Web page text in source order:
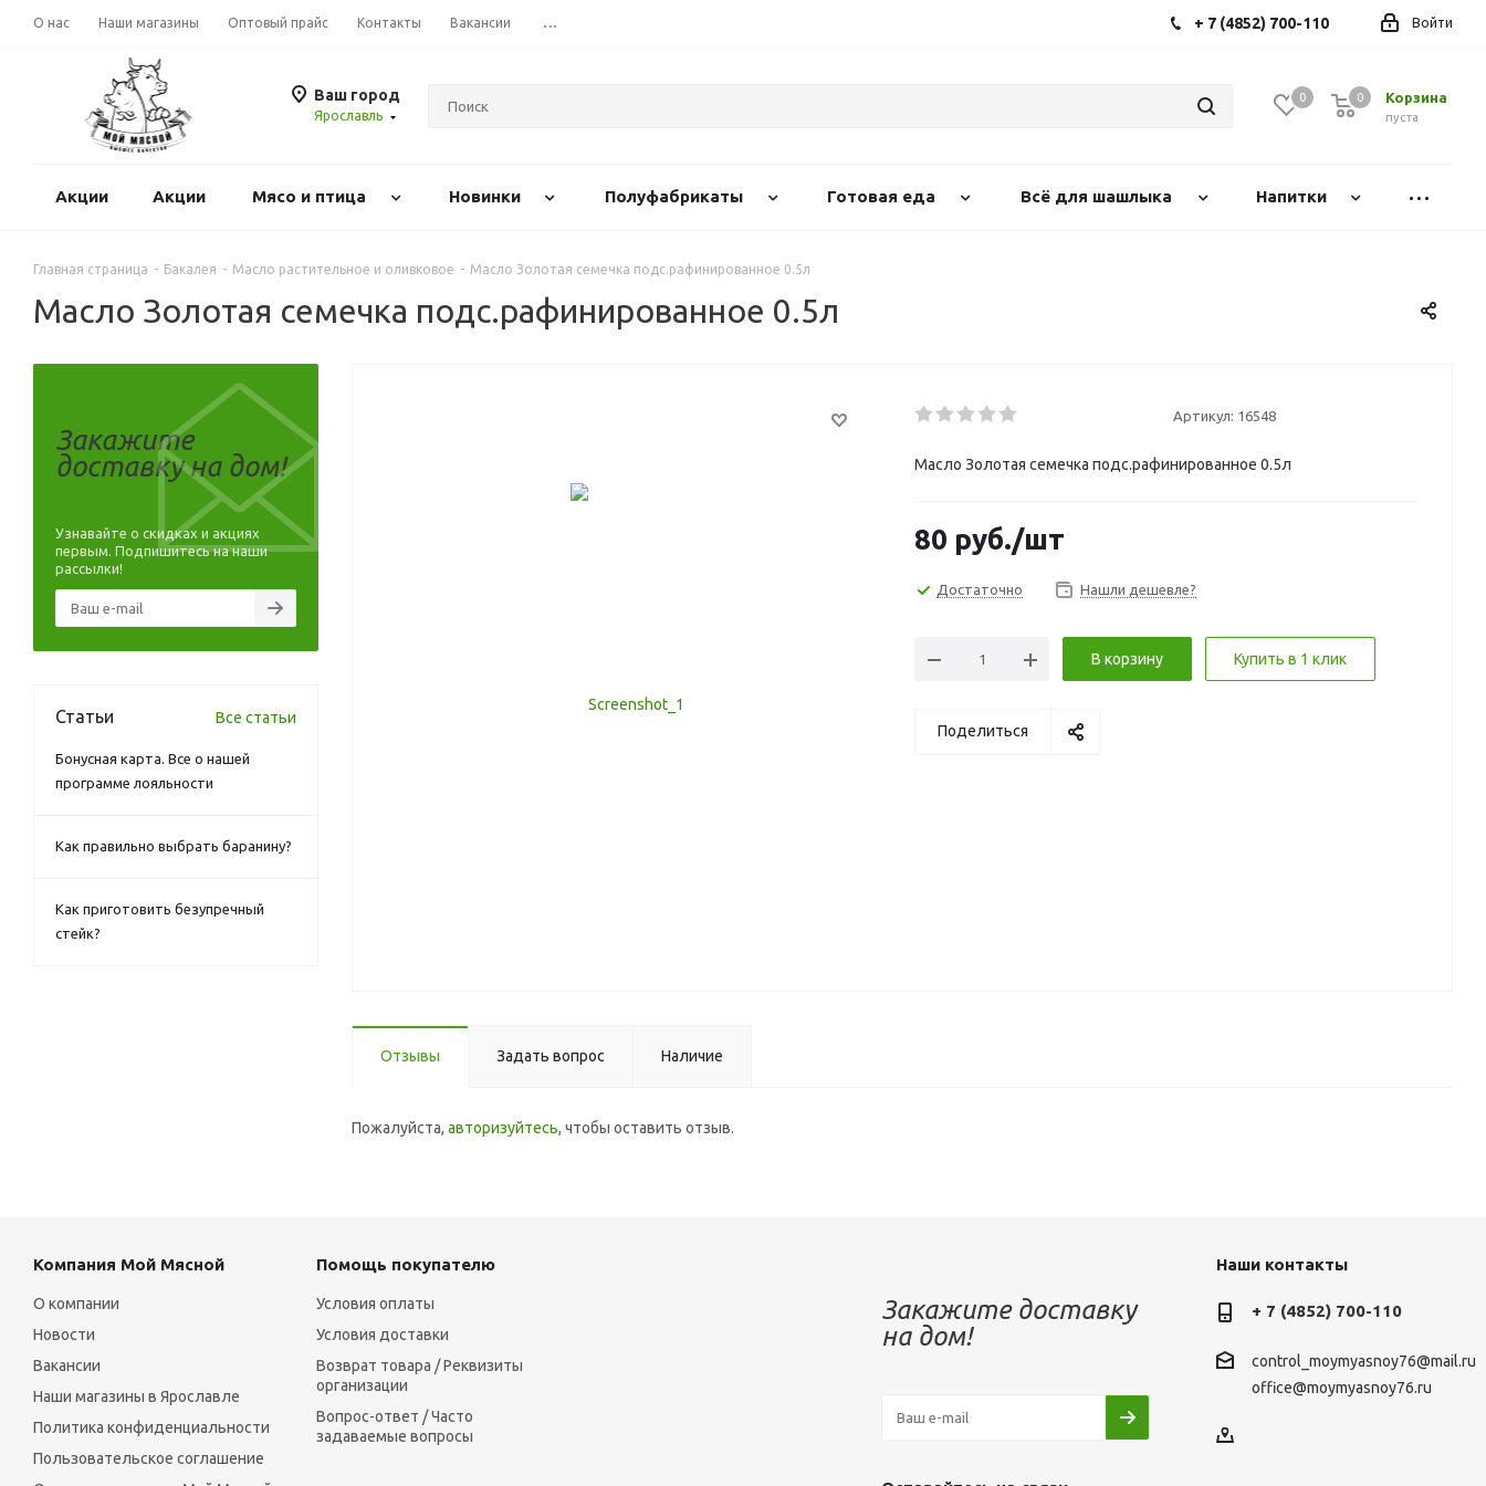
О нас Наши магазины Оптовый прайс Контакты Вакансии ... Войти
+ 7 (4852) 700-110
Ваш город
Ярославль
0 Корзина
0
пуста
0
Акции Акции Mясо и птица Новинки Полуфабрикаты Готовая еда Всё для шашлыка Напитки
Главная страница - Бакалея - Масло растительное и оливковое - Масло Золотая семечка подс.рафинированное 0.5л
Масло Золотая семечка подс.рафинированное 0.5л
Артикул: 16548
Масло Золотая семечка подс.рафинированное 0.5л
80 руб./шт
Достаточно Нашли дешевле?
В корзину Купить в 1 клик
Поделиться
Отзывы Задать вопрос Наличие
Пожалуйста, авторизуйтесь, чтобы оставить отзыв.
Закажите
доставку на дом!
Узнавайте о скидках и акциях
первым. Подпишитесь на наши
рассылки!
Статьи Все статьи
Бонусная карта. Все о нашей
программе лояльности
Как правильно выбрать баранину?
Как приготовить безупречный
стейк?
Компания Мой Мясной
О компании
Новости
Вакансии
Наши магазины в Ярославле
Политика конфиденциальности
Пользовательское соглашение
Помощь покупателю
Условия оплаты
Условия доставки
Возврат товара / Реквизиты
организации
Вопрос-ответ / Часто
задаваемые вопросы
Закажите доставку
на дом!
Наши контакты
+ 7 (4852) 700-110
control_moymyasnoy76@mail.ru
office@moymyasnoy76.ru